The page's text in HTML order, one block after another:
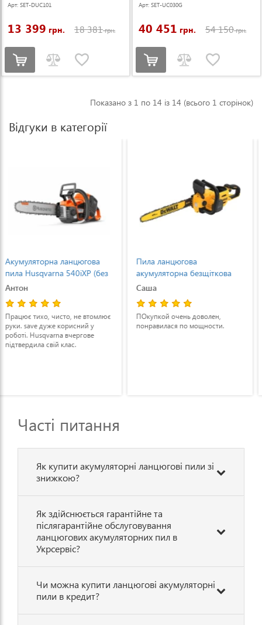
Арт: SET-DUC101
13 399 грн. 18 381грн.
Арт: SET-UC030G
40 451 грн. 54 150грн.
Показано з 1 по 14 із 14 (всього 1 сторінок)
Відгуки в категорії
Пила ланцюгова
акумуляторна безщіткова
DeWALT DCMCS574N
(DCMCS574N)
Саша
ПОкупкой очень доволен,
понравилася по мощности.
Акумуляторна ланцюгова
пила GTM CS18/250BL без
АКБ і ЗП (CS18/250BL)
Анатолій
Купив нещодавно, вже
випробував. Задоволений, на
Часті питання
Як купити акумуляторні ланцюгові пили зі
знижкою?
Як здійснюється гарантійне та
післягарантійне обслуговування
ланцюгових акумуляторних пил в
Укрсервіс?
Чи можна купити ланцюгові акумуляторні
пили в кредит?